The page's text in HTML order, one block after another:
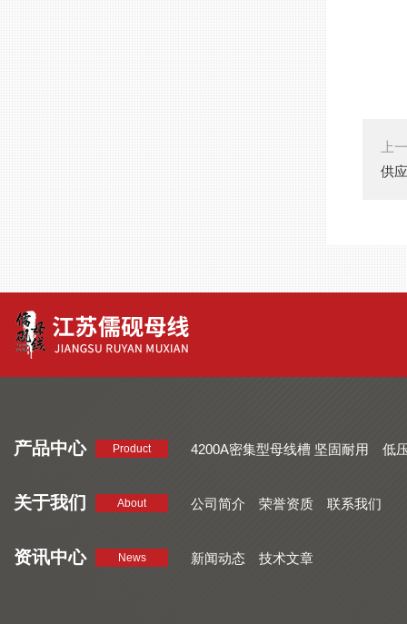
上
供
产品中心 Product 4200A密集型母线槽 坚固耐用
低
关于我们 About 公司简介 荣誉资质 联系我们
资讯中心 News 新闻动态 技术文章